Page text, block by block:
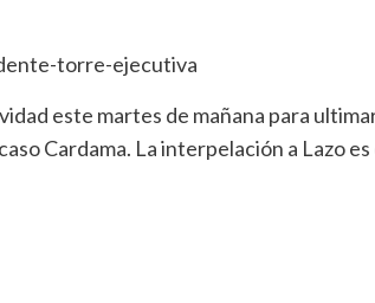
este martes de mañana para
Cardama. La interpelación a Lazo